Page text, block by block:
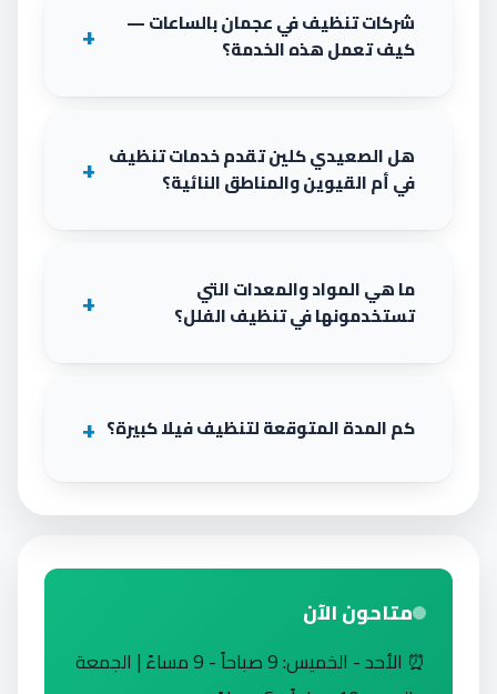
شركات تنظيف في عجمان بالساعات —
كيف تعمل هذه الخدمة؟
هل الصعيدي كلين تقدم خدمات تنظيف
في أم القيوين والمناطق النائية؟
ما هي المواد والمعدات التي
تستخدمونها في تنظيف الفلل؟
كم المدة المتوقعة لتنظيف فيلا كبيرة؟
متاحون الآن
⏰ الأحد - الخميس: 9 صباحاً - 9 مساءً | الجمعة